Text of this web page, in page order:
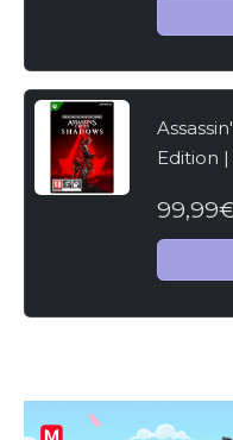
Edition |